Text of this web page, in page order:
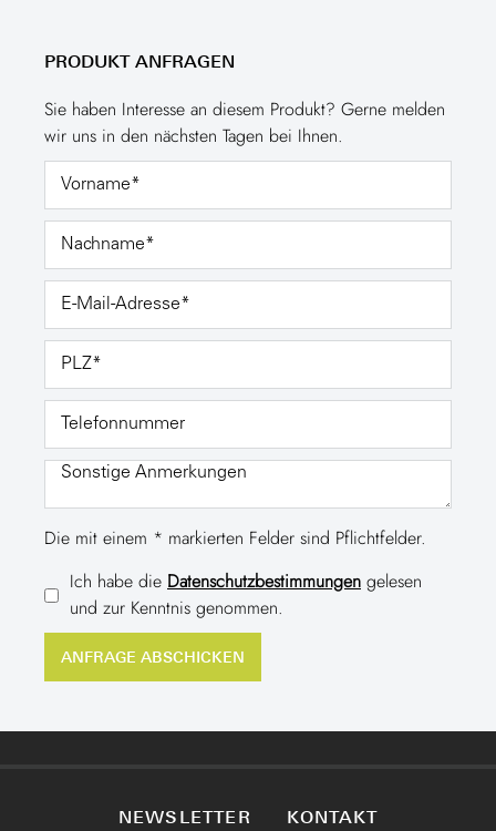
PRODUKT ANFRAGEN
Sie haben Interesse an diesem Produkt? Gerne melden
wir uns in den nächsten Tagen bei Ihnen.
Die mit einem * markierten Felder sind Pflichtfelder.
Ich habe die Datenschutzbestimmungen gelesen
und zur Kenntnis genommen.
NEWSLETTER KONTAKT